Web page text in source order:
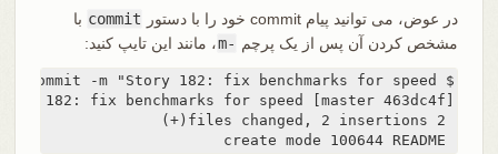
در عوض، می توانید پیام commit خود را با دستور commit با
مشخص کردن آن پس از یک پرچم -m ، مانند این تایپ کنید: